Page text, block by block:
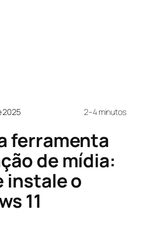
2025 2–4 minutos
ferramenta
de mídia:
instale o
11